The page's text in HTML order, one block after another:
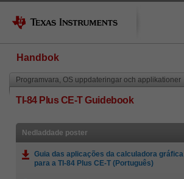
Handbok
Programvara, OS uppdateringar och applikationer
TI-84 Plus CE-T Guidebook
Nedladdade poster
Guia das aplicações da calculadora gráfica
para a TI-84 Plus CE-T (Português)